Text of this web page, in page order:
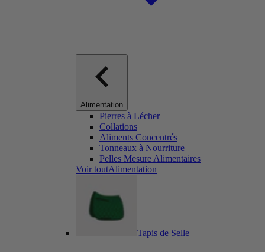
Alimentation
Pierres à Lécher
Collations
Aliments Concentrés
Tonneaux à Nourriture
Pelles Mesure Alimentaires
Voir toutAlimentation
Tapis de Selle